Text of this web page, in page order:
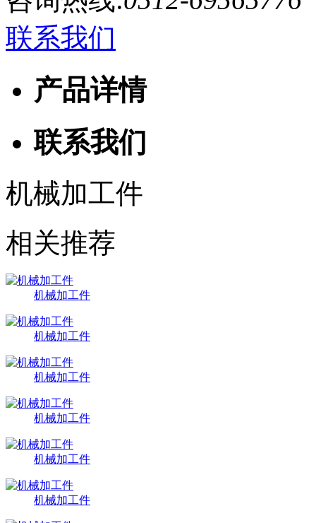
联系我们
产品详情
联系我们
机械加工件
相关推荐
机械加工件
机械加工件
机械加工件
机械加工件
机械加工件
机械加工件